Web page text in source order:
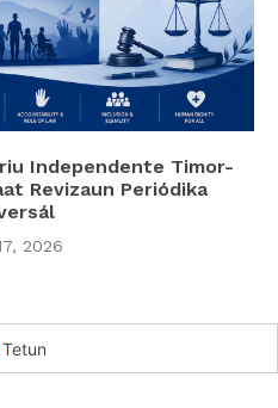
Independente Timor-
Revizaun Periódika
2026
Tetun